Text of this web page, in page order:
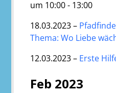
um 10:00 - 13:00
18.03.2023 –
Thema: Wo Liebe
12.03.2023 – Erste
Feb 2023